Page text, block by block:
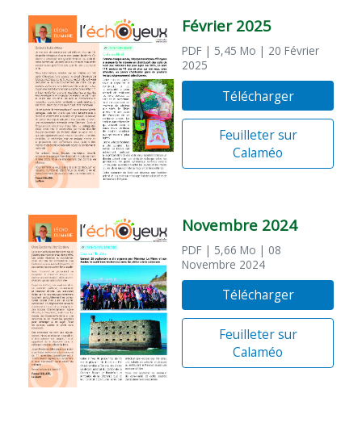
Février 2025
PDF | 5,45 Mo | 20 Février
2025
Télécharger
Feuilleter sur
Calaméo
Novembre 2024
PDF | 5,66 Mo | 08
Novembre 2024
Télécharger
Feuilleter sur
Calaméo